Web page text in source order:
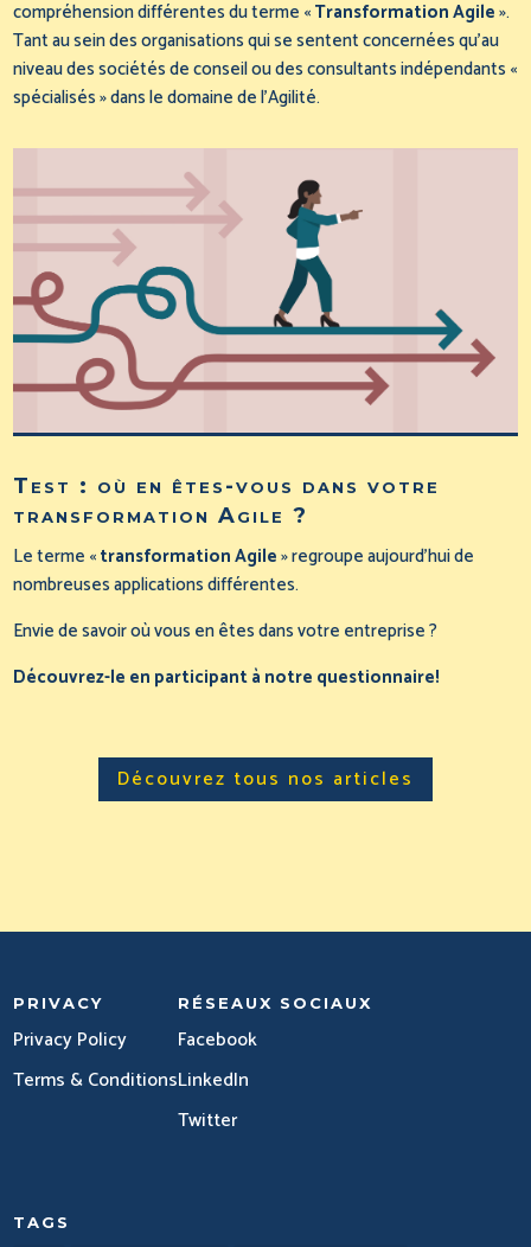
compréhension différentes du terme «Transformation Agile».
Tant au sein des organisations qui se sentent concernées qu’au
niveau des sociétés de conseil ou des consultants indépendants «
spécialisés » dans le domaine de l’Agilité.
Test : où en êtes-vous dans votre
transformation Agile ?
Le terme «transformation Agile» regroupe aujourd’hui de
nombreuses applications différentes.
Envie de savoir où vous en êtes dans votre entreprise ?
Découvrez-le en participant à notre questionnaire!
Découvrez tous nos articles
PRIVACY
Privacy Policy
Terms & Conditions
RÉSEAUX SOCIAUX
Facebook
LinkedIn
Twitter
TAGS